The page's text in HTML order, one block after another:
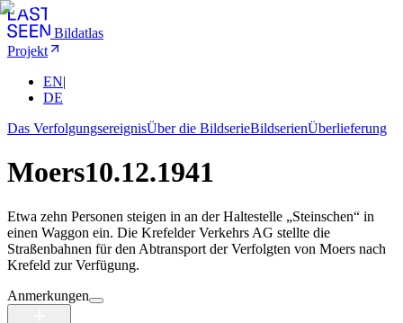
Bildatlas
Projekt
EN|
DE
Das VerfolgungsereignisÜber die BildserieBildserienÜberlieferung
Moers10.12.1941
Etwa zehn Personen steigen in an der Haltestelle „Steinschen“ in
einen Waggon ein. Die Krefelder Verkehrs AG stellte die
Straßenbahnen für den Abtransport der Verfolgten von Moers nach
Krefeld zur Verfügung.
Anmerkungen